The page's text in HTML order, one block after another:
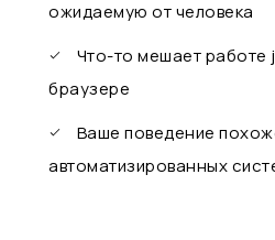
ожидаемую от человека
Что-то мешает работе
браузере
Ваше поведение
автоматизированных